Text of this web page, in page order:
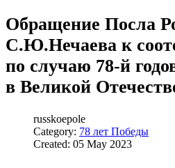
Обращение Посла
С.Ю.Нечаева к
по случаю 78-й
в Великой
russkoepole
Category: 78 лет Победы
Created: 05 May 2023